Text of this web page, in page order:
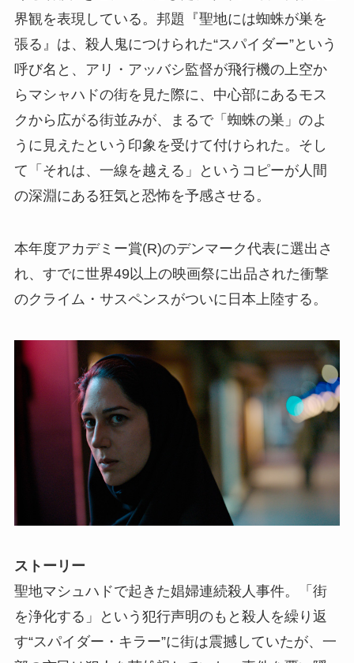
界観を表現している。邦題『聖地には蜘蛛が巣を
張る』は、殺人鬼につけられた“スパイダー”という
呼び名と、アリ・アッバシ監督が飛行機の上空か
らマシャハドの街を見た際に、中心部にあるモス
クから広がる街並みが、まるで「蜘蛛の巣」のよ
うに見えたという印象を受けて付けられた。そし
て「それは、一線を越える」というコピーが人間
の深淵にある狂気と恐怖を予感させる。
本年度アカデミー賞(R)のデンマーク代表に選出さ
れ、すでに世界49以上の映画祭に出品された衝撃
のクライム・サスペンスがついに日本上陸する。
ストーリー
聖地マシュハドで起きた娼婦連続殺人事件。「街
を浄化する」という犯行声明のもと殺人を繰り返
す“スパイダー・キラー”に街は震撼していたが、一